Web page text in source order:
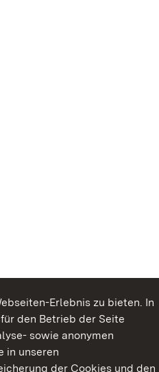
Erlebnis zu bieten. In
den Betrieb der Seite
sowie anonymen
in unseren
der Cookies und den